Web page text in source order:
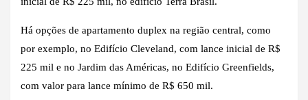
Há opções de apartamento duplex na região central, como
por exemplo, no Edifício Cleveland, com lance inicial de R$
225 mil e no Jardim das Américas, no Edifício Greenfields,
com valor para lance mínimo de R$ 650 mil.